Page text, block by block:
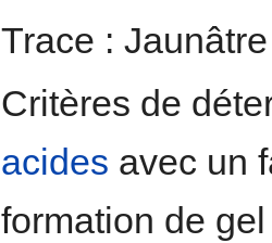
Trace : Jaunâtre
Critères de
acides avec un
formation de